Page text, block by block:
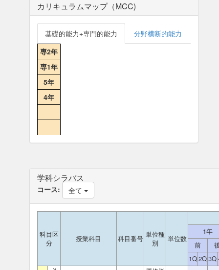
カリキュラムマップ（MCC)
基礎的能力+専門的能力
分野横断的能力
専2年
専1年
5年
4年
学科シラバス
コース: 全て
科目区
分
授業科目 科目番号 単位種
別
単位数
1年
前
1Q2Q3Q